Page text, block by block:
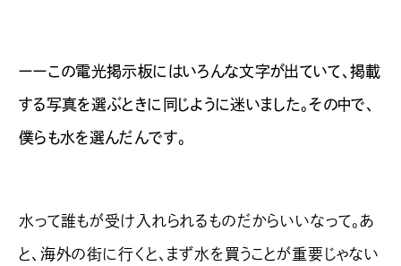
ーーこの電光掲示板にはいろんな文字が出ていて、掲載
する写真を選ぶときに同じように迷いました。その中で、
僕らも水を選んだんです。
水って誰もが受け入れられるものだからいいなって。あ
と、海外の街に行くと、まず水を買うことが重要じゃない